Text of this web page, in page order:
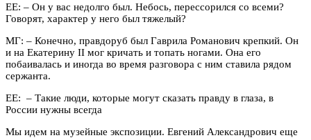
ЕЕ: – Он у вас недолго был. Небось, перессорился со всеми?
Говорят, характер у него был тяжелый?
МГ: – Конечно, правдоруб был Гаврила Романович крепкий. Он
и на Екатерину II мог кричать и топать ногами. Она его
побаивалась и иногда во время разговора с ним ставила рядом
сержанта.
ЕЕ: – Такие люди, которые могут сказать правду в глаза, в
России нужны всегда
Мы идем на музейные экспозиции. Евгений Александрович еще